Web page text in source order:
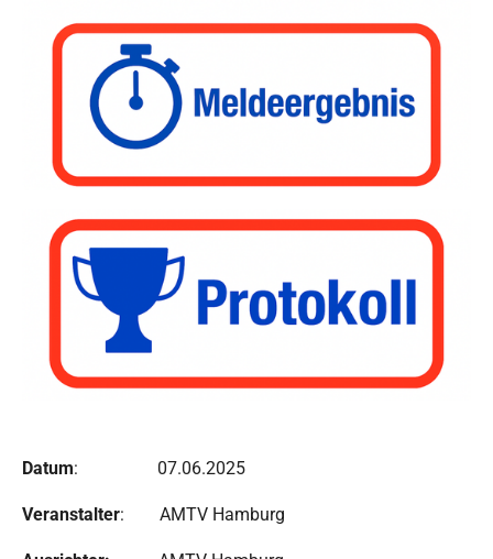
Datum: 07.06.2025
Veranstalter: AMTV Hamburg